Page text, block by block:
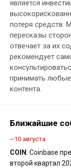
является
потеря средств.
пересказы
отвечает за их
рекомендует
принимать
контента.
Ближайшие
~10 августа
COIN: Coinbase
второй квартал